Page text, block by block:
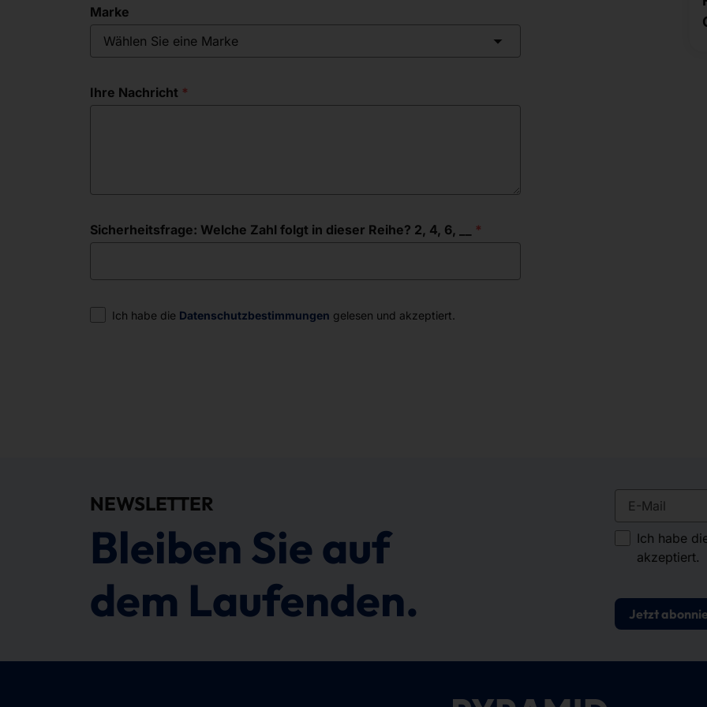
Marke
Wählen Sie eine Marke
Ihre Nachricht
Sicherheitsfrage: Welche Zahl folgt in dieser Reihe? 2, 4, 6, __
Einwilligung
Ich habe die Datenschutzbestimmungen gelesen und akzeptiert.
NEWSLETTER
Bleiben Sie auf
dem Laufenden.
E-Mail
Ich habe
akzeptiert.
Jetzt